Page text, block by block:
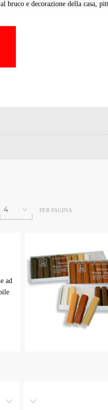
bruco e decorazione della casa,
PER PAGINA
ad